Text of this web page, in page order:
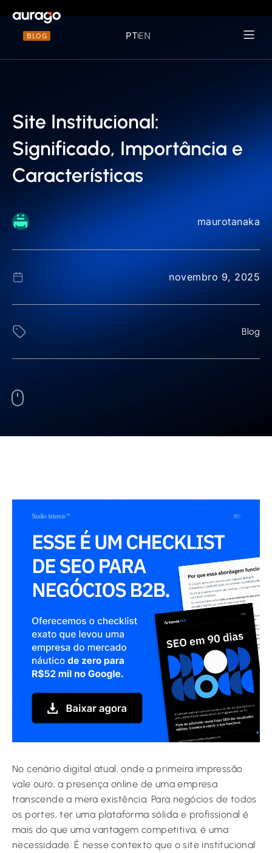
BLOG PTEN
Site Institucional:
Significado, Importância e
Características
maurotanaka
novembro 9, 2025
Blog
No cenário digital atual, onde a primeira impressão
vale ouro, a presença online de uma empresa
transcende a mera existência. Para negócios de todos
os portes, ter uma plataforma sólida e profissional é
mais do que uma vantagem competitiva, é uma
necessidade. É nesse contexto que o site institucional